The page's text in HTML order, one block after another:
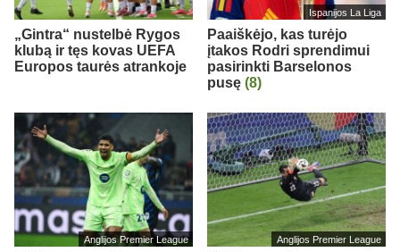
„Gintra“ nustelbė Rygos
klubą ir tęs kovas UEFA
Europos taurės atrankoje
Ispanijos La Liga
Paaiškėjo, kas turėjo
įtakos Rodri sprendimui
pasirinkti Barselonos
pusę (8)
Anglijos Premier League Anglijos Premier League